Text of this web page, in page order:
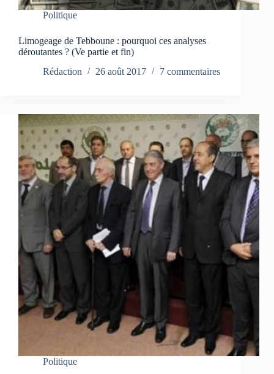
Politique
Limogeage de Tebboune : pourquoi ces analyses
déroutantes ? (Ve partie et fin)
Rédaction
26 août 2017 7 commentaires
Politique